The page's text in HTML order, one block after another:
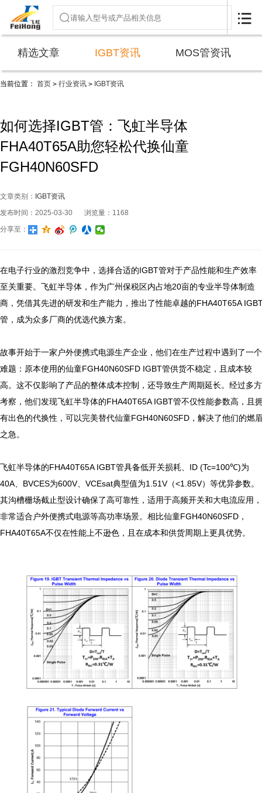

精选文章 IGBT资讯 MOS管资讯
当前位置： 首页 > 行业资讯 > IGBT资讯
如何选择IGBT管：飞虹半导体
FHA40T65A助您轻松代换仙童
FGH40N60SFD
文章类别： IGBT资讯
发布时间：2025-03-30
浏览量：1168
分享至：
在电子行业的激烈竞争中，选择合适的IGBT管对于产品性能和生产效率
至关重要。飞虹半导体，作为广州保税区内占地20亩的专业半导体制造
商，凭借其先进的研发和生产能力，推出了性能卓越的FHA40T65A
管，成为众多厂商的优选代换方案。
故事开始于一家户外便携式电源生产企业，他们在生产过程中遇到了一个
难题：原本使用的仙童FGH40N60SFD IGBT管供货不稳定，且成本较
高。这不仅影响了产品的整体成本控制，还导致生产周期延长。经过多方
考察，他们发现飞虹半导体的FHA40T65A IGBT管不仅性能参数高，且
有出色的代换性，可以完美替代仙童FGH40N60SFD，解决了他们的燃
之急。
飞虹半导体的FHA40T65A IGBT管具备低开关损耗、ID (Tc=100℃)为
40A、BVCES为600V、VCEsat典型值为1.51V（<1.85V）等优异参数。
其沟槽栅场截止型设计确保了高可靠性，适用于高频开关和大电流应用，
非常适合户外便携式电源等高功率场景。相比仙童FGH40N60SFD，
FHA40T65A不仅在性能上不逊色，且在成本和供货周期上更具优势。